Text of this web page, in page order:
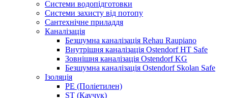
Системи водопідготовки
Системи захисту від потопу
Сантехнічне приладдя
Каналізація
Безшумна каналізація Rehau Raupiano
Внутрішня каналізація Ostendorf HT Safe
Зовнішня каналізація Ostendorf KG
Безшумна каналізація Ostendorf Skolan Safe
Ізоляція
PE (Поліетилен)
ST (Каучук)